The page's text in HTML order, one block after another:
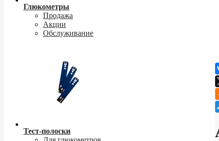
Глюкометры
Продажа
Акции
Обслуживание
Тест-полоски